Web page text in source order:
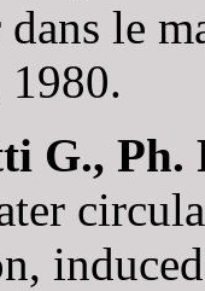
dans le
1980.
G.,